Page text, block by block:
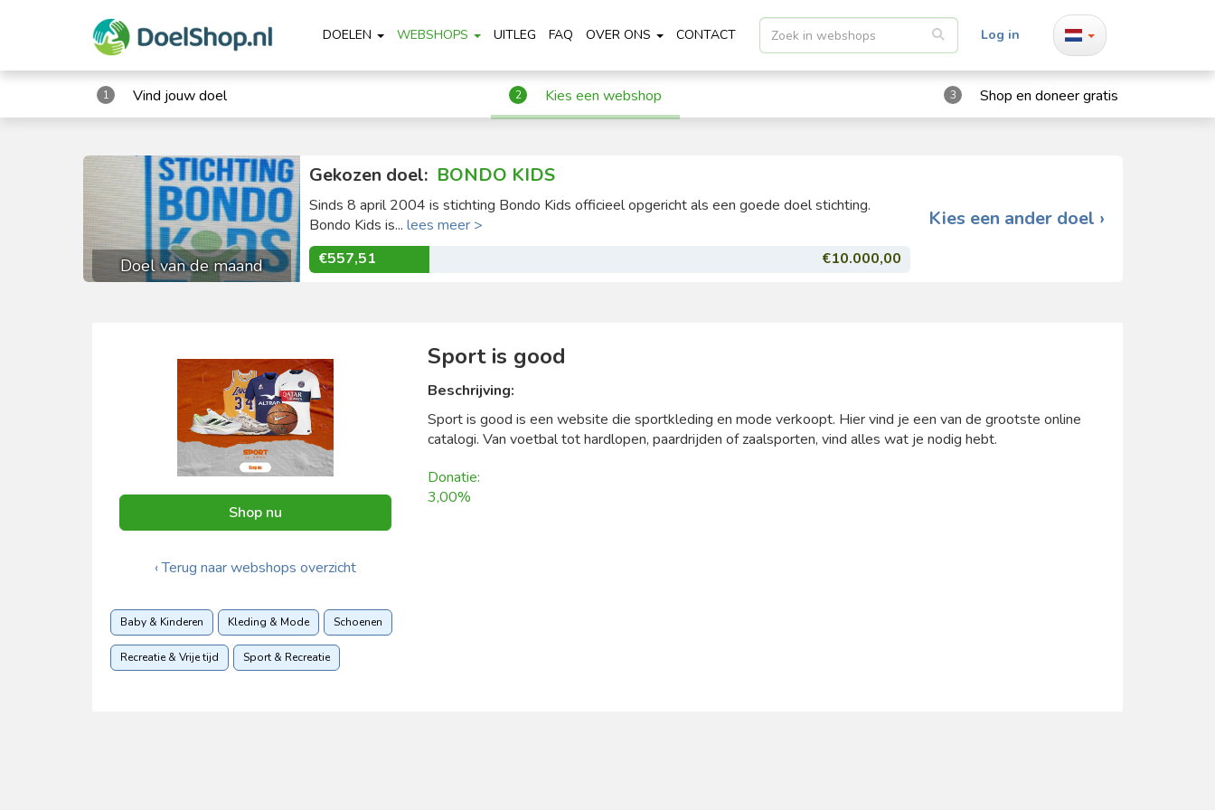
DOELEN WEBSHOPS UITLEG FAQ OVER ONS CONTACT Log in
1 Vind jouw doel 2 Kies een webshop 3 Shop en doneer gratis
Doel van de maand
Gekozen doel: BONDO KIDS
Sinds 8 april 2004 is stichting Bondo Kids officieel opgericht als een goede doel stichting.
Bondo Kids is... lees meer >
€557,51
€10.000,00
Kies een ander doel ›
Shop nu
‹ Terug naar webshops overzicht
Baby & Kinderen Kleding & Mode Schoenen
Recreatie & Vrije tijd Sport & Recreatie
Sport is good
Beschrijving:
Sport is good is een website die sportkleding en mode verkoopt. Hier vind je een van de grootste online
catalogi. Van voetbal tot hardlopen, paardrijden of zaalsporten, vind alles wat je nodig hebt.
Donatie:
3,00%